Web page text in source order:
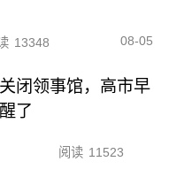
13348 08-05
闭领事馆，高市早
了
阅读 11523